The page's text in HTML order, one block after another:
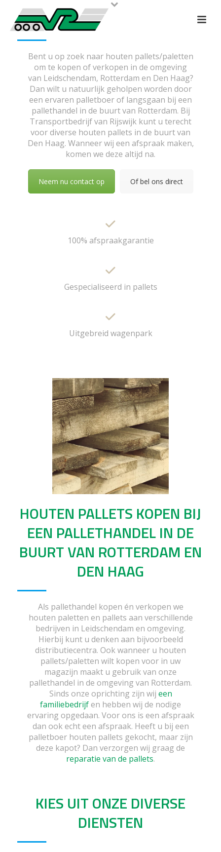
Bent u op zoek naar houten pallets/paletten
om te kopen of verkopen in de omgeving
van Leidschendam, Rotterdam en Den Haag?
Dan wilt u natuurlijk geholpen worden door
een ervaren palletboer of langsgaan bij een
pallethandel in de buurt van Rotterdam. Bij
Transportbedrijf van Rijswijk kunt u terecht
voor diverse houten pallets in de buurt van
Den Haag. Wanneer wij een afspraak maken,
komen we deze altijd na.
Neem nu contact op Of bel ons direct
100% afspraakgarantie
Gespecialiseerd in pallets
Uitgebreid wagenpark
HOUTEN PALLETS KOPEN BIJ
EEN PALLETHANDEL IN DE
BUURT VAN ROTTERDAM EN
DEN HAAG
Als pallethandel kopen én verkopen we
houten paletten en pallets aan verschillende
bedrijven in Leidschendam en omgeving.
Hierbij kunt u denken aan bijvoorbeeld
distributiecentra. Ook wanneer u houten
pallets/paletten wilt kopen voor in uw
magazijn maakt u gebruik van onze
pallethandel in de omgeving van Rotterdam.
Sinds onze oprichting zijn wij een
familiebedrijfen hebben wij de nodige
ervaring opgedaan. Voor ons is een afspraak
dan ook echt een afspraak. Heeft u bij een
palletboer houten pallets gekocht, maar zijn
deze kapot? Dan verzorgen wij graag de
reparatie van de pallets.
KIES UIT ONZE DIVERSE
DIENSTEN